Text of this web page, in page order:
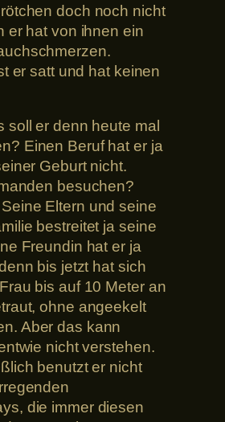
doch noch nicht
er hat von ihnen ein
er satt und hat keinen
soll er denn heute mal
Einen Beruf hat er ja
Geburt nicht.
besuchen?
Eltern und seine
bestreitet ja seine
Freundin hat er ja
bis jetzt hat sich
bis auf 10 Meter an
ohne angeekelt
Aber das kann
nicht verstehen.
benutzt er nicht
die immer diesen